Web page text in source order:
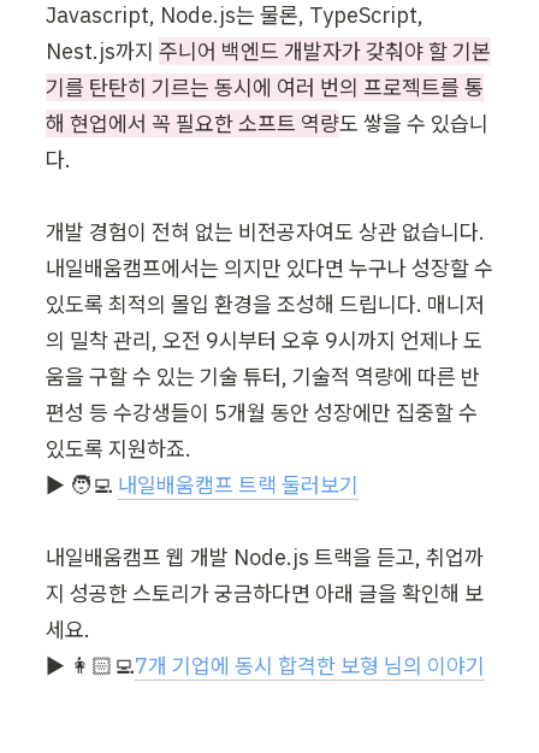
Javascript, Node.js는 물론, TypeScript,
Nest.js까지 주니어 백엔드 개발자가 갖춰야 할 기본
기를 탄탄히 기르는 동시에 여러 번의 프로젝트를 통
해 현업에서 꼭 필요한 소프트 역량도 쌓을 수 있습니
다.
개발 경험이 전혀 없는 비전공자여도 상관 없습니다.
내일배움캠프에서는 의지만 있다면 누구나 성장할 수
있도록 최적의 몰입 환경을 조성해 드립니다. 매니저
의 밀착 관리, 오전 9시부터 오후 9시까지 언제나 도
움을 구할 수 있는 기술 튜터, 기술적 역량에 따른 반
편성 등 수강생들이 5개월 동안 성장에만 집중할 수
있도록 지원하죠.
▶︎ 🧑‍💻 내일배움캠프 트랙 둘러보기
내일배움캠프 웹 개발 Node.js 트랙을 듣고, 취업까
지 성공한 스토리가 궁금하다면 아래 글을 확인해 보
세요.
▶︎ 👩🏻‍💻7개 기업에 동시 합격한 보형 님의 이야기